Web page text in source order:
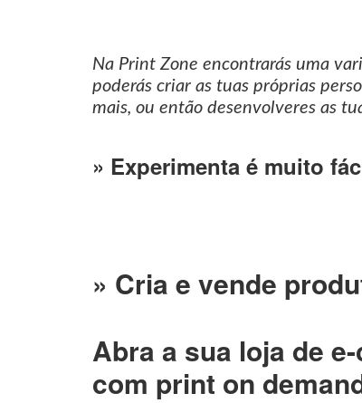
Na Print Zone encontrarás uma
poderás criar as tuas próprias
mais, ou então desenvolveres as
» Experimenta é muito
» Cria e vende
Abra a sua loja de
com print on